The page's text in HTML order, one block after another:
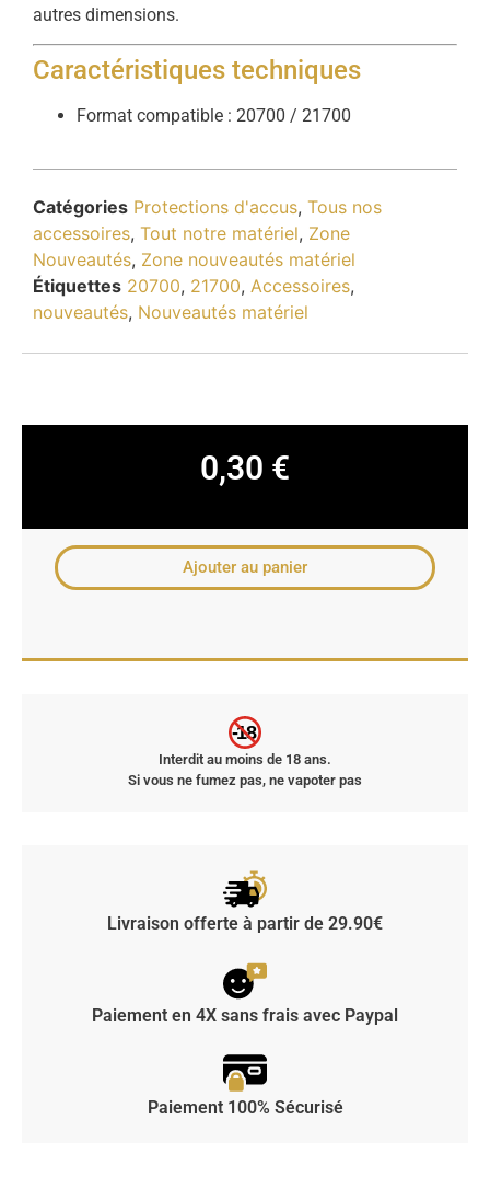
autres dimensions.
Caractéristiques techniques
Format compatible : 20700 / 21700
Catégories Protections d'accus, Tous nos
accessoires, Tout notre matériel, Zone
Nouveautés, Zone nouveautés matériel
Étiquettes 20700, 21700, Accessoires,
nouveautés, Nouveautés matériel
0,30 €
Ajouter au panier
-18
Interdit au moins de 18 ans.
Si vous ne fumez pas, ne vapoter pas
Livraison offerte à partir de 29.90€
Paiement en 4X sans frais avec Paypal
Paiement 100% Sécurisé